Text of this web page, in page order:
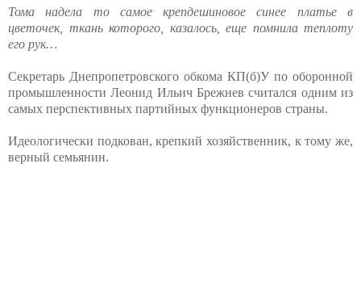
Тома надела то самое крепдешиновое синее платье в
цветочек, ткань которого, казалось, еще помнила теплоту
его рук…
Секретарь Днепропетровского обкома КП(б)У по оборонной
промышленности Леонид Ильич Брежнев считался одним из
самых перспективных партийных функционеров страны.
Идеологически подкован, крепкий хозяйственник, к тому же,
верный семьянин.